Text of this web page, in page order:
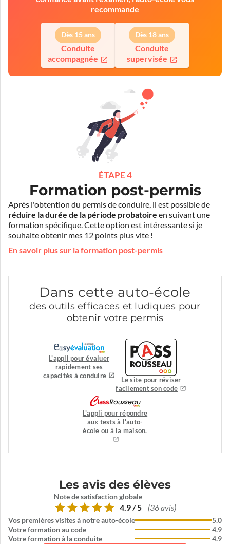
recommande
Dès 15 ans
Conduite
accompagnée
Dès 18 ans
Conduite
supervisée
ÉTAPE 4
Formation post-permis
Après l'obtention du permis de conduire, il est possible de
réduire la durée de la période probatoire en suivant une
formation spécifique. Cette option est intéressante si je
souhaite obtenir mes 12 points plus vite !
En savoir plus sur la formation post-permis
Dans cette auto-école
des outils efficaces et ludiques pour
obtenir votre permis
L'appli pour évaluer
rapidement ses
capacités à conduire
Le site pour réviser
facilement son code
L'appli pour répondre
aux tests à l'auto-
école ou à la maison.
Les avis des élèves
Note de satisfaction globale
4.9 / 5 (36 avis)
Vos premières visites à notre auto-école
Votre formation au code
Votre formation à la conduite
5.0
4.9
4.9